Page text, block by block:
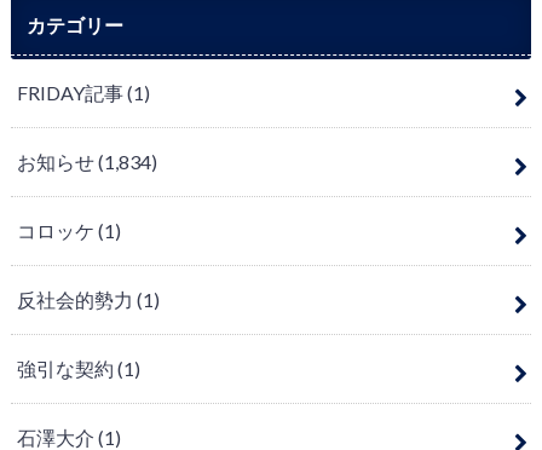
カテゴリー
FRIDAY記事(1)
お知らせ(1,834)
コロッケ (1)
反社会的勢力 (1)
強引な契約 (1)
石澤大介 (1)